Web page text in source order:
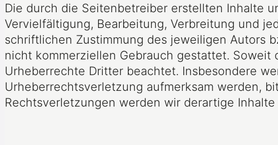
Die durch die Seitenbetreiber erstellten Inhalte
Vervielfältigung, Bearbeitung, Verbreitung und
schriftlichen Zustimmung des jeweiligen Autors
nicht kommerziellen Gebrauch gestattet.
Urheberrechte Dritter beachtet. Insbesondere
Urheberrechtsverletzung aufmerksam werden,
Rechtsverletzungen werden wir derartige